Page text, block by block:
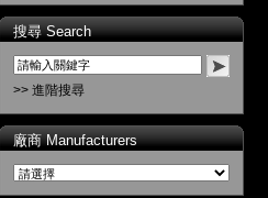
搜尋 Search
>> 進階搜尋
廠商 Manufacturers